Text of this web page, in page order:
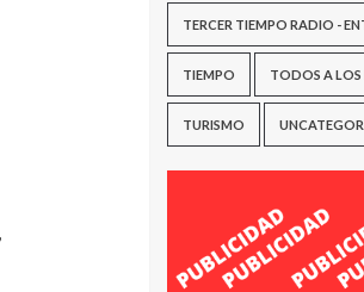
TERCER TIEMPO RADIO -
TIEMPO TODOS A LOS
TURISMO